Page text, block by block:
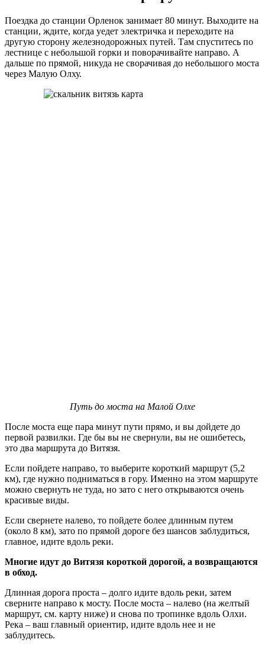
Поездка до станции Орленок занимает 80 минут. Выходите на
станции, ждите, когда уедет электричка и переходите на
другую сторону железнодорожных путей. Там спуститесь по
лестнице с небольшой горки и поворачивайте направо. А
дальше по прямой, никуда не сворачивая до небольшого моста
через Малую Олху.
Путь до моста на Малой Олхе
После моста еще пара минут пути прямо, и вы дойдете до
первой развилки. Где бы вы не свернули, вы не ошибетесь,
это два маршрута до Витязя.
Если пойдете направо, то выберите короткий маршрут (5,2
км), где нужно подниматься в гору. Именно на этом маршруте
можно свернуть не туда, но зато с него открываются очень
красивые виды.
Если свернете налево, то пойдете более длинным путем
(около 8 км), зато по прямой дороге без шансов заблудиться,
главное, идите вдоль реки.
Многие идут до Витязя короткой дорогой, а возвращаются
в обход.
Длинная дорога проста – долго идите вдоль реки, затем
сверните направо к мосту. После моста – налево (на желтый
маршрут, см. карту ниже) и снова по тропинке вдоль Олхи.
Река – ваш главный ориентир, идите вдоль нее и не
заблудитесь.